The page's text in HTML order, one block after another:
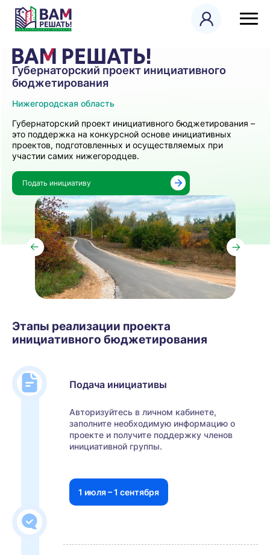
Губернаторский проект инициативного
бюджетирования
Нижегородская область
Губернаторский проект инициативного бюджетирования –
это поддержка на конкурсной основе инициативных
проектов, подготовленных и осуществляемых при
участии самих нижегородцев.
Подать инициативу
Этапы реализации проекта
инициативного бюджетирования
Подача инициативы
Авторизуйтесь в личном кабинете,
заполните необходимую информацию о
проекте и получите поддержку членов
инициативной группы.
1 июля – 1 сентября